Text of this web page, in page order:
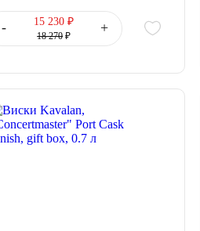
- 15 230 ₽
18 270₽
+